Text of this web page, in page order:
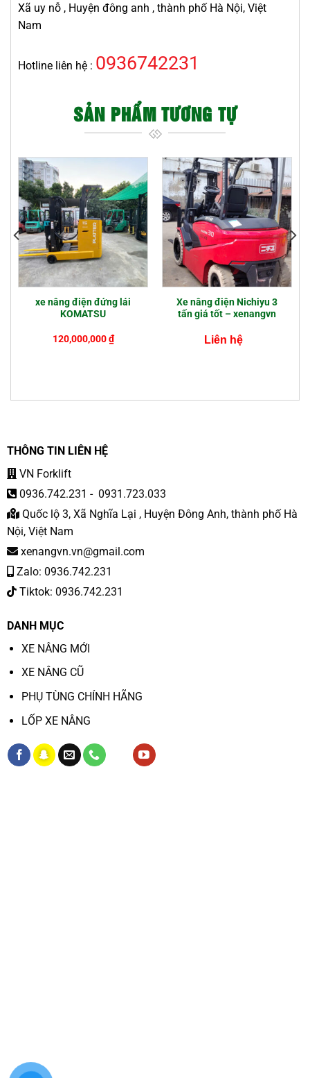
Xã uy nỗ , Huyện đông anh , thành phố Hà Nội, Việt
Nam
Hotline liên hệ : 0936742231
SẢN PHẨM TƯƠNG TỰ
xe nâng điện đứng lái
KOMATSU
120,000,000₫
Xe nâng điện Nichiyu 3
tấn giá tốt – xenangvn
Liên hệ
THÔNG TIN LIÊN HỆ
VN Forklift
0936.742.231 - 0931.723.033
Quốc lộ 3, Xã Nghĩa Lại , Huyện Đông Anh, thành phố Hà
Nội, Việt Nam
xenangvn.vn@gmail.com
Zalo: 0936.742.231
Tiktok: 0936.742.231
DANH MỤC
XE NÂNG MỚI
XE NÂNG CŨ
PHỤ TÙNG CHÍNH HÃNG
LỐP XE NÂNG